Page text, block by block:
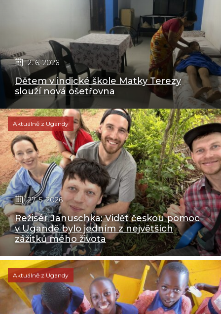
2. 6. 2026
Dětem v indické škole Matky Terezy
slouží nová ošetřovna
Aktuálně z Ugandy
27. 5. 2026
Režisér Januschka: Vidět českou pomoc
v Ugandě bylo jedním z největších
zážitků mého života
Aktuálně z Ugandy